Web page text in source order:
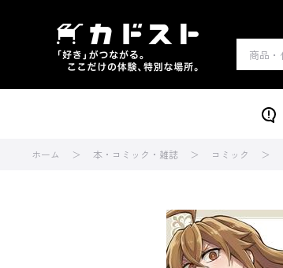
ホーム 本・コミック・雑誌 コミック